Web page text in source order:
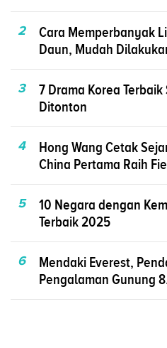
2
Cara Memperbanyak
Daun, Mudah
3
7 Drama Korea
Ditonton
4
Hong Wang Cetak
China Pertama Raih
5
10 Negara dengan
Terbaik 2025
6
Mendaki Everest,
Pengalaman Gunung